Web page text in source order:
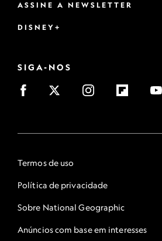
ASSINE A NEWSLETTER
DISNEY+
SIGA-NOS
Termos de uso
Política de privacidade
Sobre National Geographic
Anúncios com base em interesses